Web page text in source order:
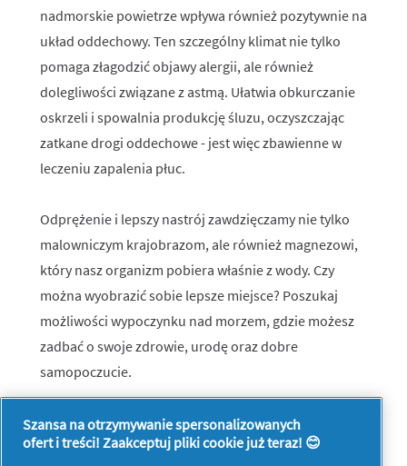
nadmorskie powietrze wpływa również pozytywnie na
układ oddechowy. Ten szczególny klimat nie tylko
pomaga złagodzić objawy alergii, ale również
dolegliwości związane z astmą. Ułatwia obkurczanie
oskrzeli i spowalnia produkcję śluzu, oczyszczając
zatkane drogi oddechowe - jest więc zbawienne w
leczeniu zapalenia płuc.
Odprężenie i lepszy nastrój zawdzięczamy nie tylko
malowniczym krajobrazom, ale również magnezowi,
który nasz organizm pobiera właśnie z wody. Czy
można wyobrazić sobie lepsze miejsce? Poszukaj
możliwości wypoczynku nad morzem, gdzie możesz
zadbać o swoje zdrowie, urodę oraz dobre
samopoczucie.
Szansa na otrzymywanie spersonalizowanych
ofert i treści! Zaakceptuj pliki cookie już teraz! 😊